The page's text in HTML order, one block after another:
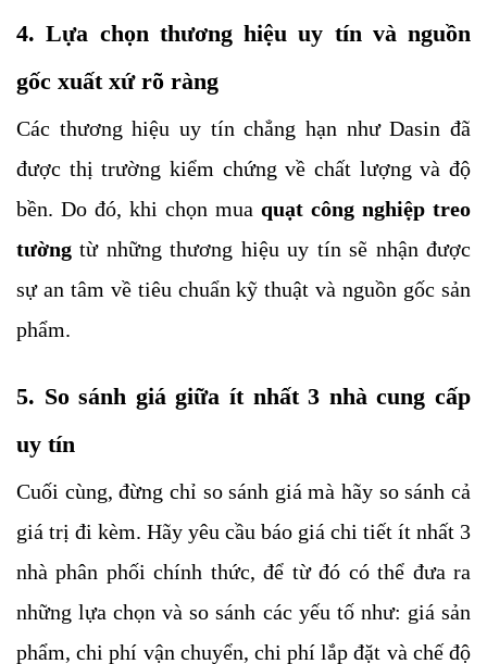
4. Lựa chọn thương hiệu uy tín và nguồn
gốc xuất xứ rõ ràng
Các thương hiệu uy tín chẳng hạn như Dasin đã
được thị trường kiểm chứng về chất lượng và độ
bền. Do đó, khi chọn mua quạt công nghiệp treo
tường từ những thương hiệu uy tín sẽ nhận được
sự an tâm về tiêu chuẩn kỹ thuật và nguồn gốc sản
phẩm.
5. So sánh giá giữa ít nhất 3 nhà cung cấp
uy tín
Cuối cùng, đừng chỉ so sánh giá mà hãy so sánh cả
giá trị đi kèm. Hãy yêu cầu báo giá chi tiết ít nhất 3
nhà phân phối chính thức, để từ đó có thể đưa ra
những lựa chọn và so sánh các yếu tố như: giá sản
phẩm, chi phí vận chuyển, chi phí lắp đặt và chế độ